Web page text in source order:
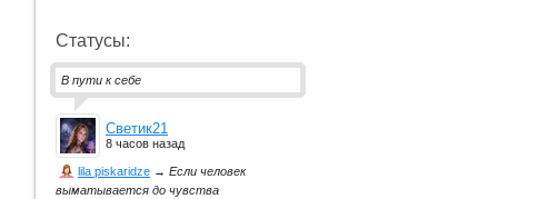
Статусы:
В пути к себе
Светик21
8 часов назад
lila piskaridze → Если человек
выматывается до чувства